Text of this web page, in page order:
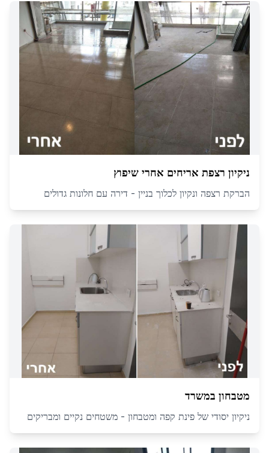
ניקיון רצפת אריחים אחרי שיפוץ
הברקת רצפה ונקיון לכלוך בניין - דירה עם חלונות גדולים
מטבחון במשרד
ניקיון יסודי של פינת קפה ומטבחון - משטחים נקיים ומבריקים